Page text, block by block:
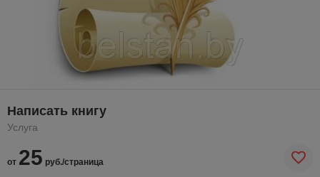
Написать книгу
Услуга
от 25 руб./страница